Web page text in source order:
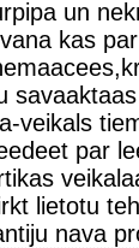
un
kas
veikals
par
lietotu
nava